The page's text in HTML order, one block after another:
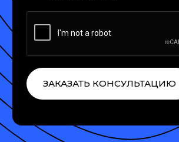
ЗАКАЗАТЬ КОНСУЛЬТАЦИЮ